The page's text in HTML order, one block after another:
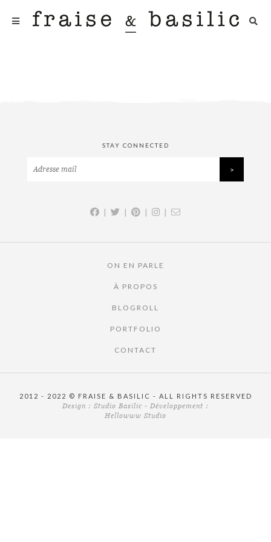
STAY CONNECTED
| | | |
ON EN PARLE
À PROPOS
BLOGROLL
PORTFOLIO
CONTACT
2012 - 2022 © FRAISE & BASILIC - ALL RIGHTS RESERVED
Design : Studio Basilic - Développement :
Hellowww Studio